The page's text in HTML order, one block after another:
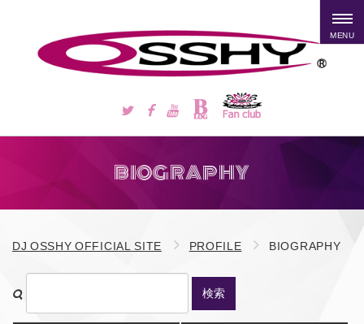
MENU
BIOGRAPHY
DJ OSSHY OFFICIAL SITE PROFILE BIOGRAPHY
検索